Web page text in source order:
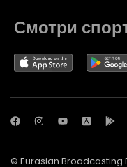
Смотри
© Eurasian Broadcasting